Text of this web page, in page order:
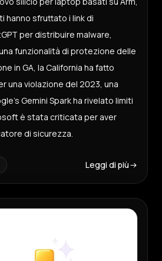
hanno sfruttato i link di
per distribuire malware,
funzionalità di protezione delle
in GA, la California ha fatto
una violazione del 2023, una
Gemini Spark ha rivelato limiti
è stata criticata per aver
di sicurezza.
Leggi di più